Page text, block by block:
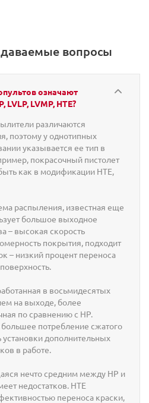
вопросы
означают
LVLP, LVMP, HTE?
различаются
поэтому у однотипных
указывается ее тип в
покрасочный пистолет
как в модификации HTE,
распыления, известная еще
большое выходное
– высокая скорость
покрытия, подходит
– низкий процент переноса
в восьмидесятых
на выходе, более
по сравнению с HP.
потребление сжатого
установки дополнительных
в работе.
нечто средним между HP и
недостатков. HTE
переноса краски,